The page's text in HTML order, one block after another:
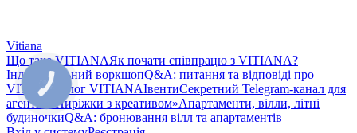
Vitiana
Що таке VITIANAЯк почати співпрацю з VITIANA?
Індивідуальний воркшопQ&A: питання та відповіді про
VITIANA
Блог VITIANAІвентиСекретний Telegram-канал для
агентів «Пиріжки з креативом»Апартаменти, вілли, літні
будиночкиQ&A: бронювання вілл та апартаментів
КНОПКА
ЗВ'ЯЗКУ